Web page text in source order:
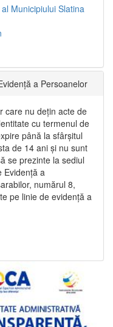
Municipiului Slatina
a Persoanelor
care nu dețin acte de
cu termenul de
până la sfârșitul
de 14 ani și nu sunt
se prezinte la sediul
Evidență a
numărul 8,
pe linie de evidență a